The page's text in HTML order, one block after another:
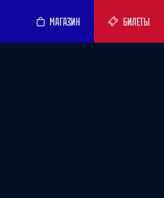
МАГАЗИН БИЛЕТЫ